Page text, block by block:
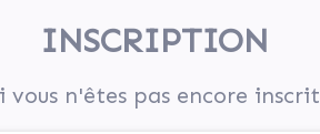
INSCRIPTION
vous n'êtes pas encore inscrit